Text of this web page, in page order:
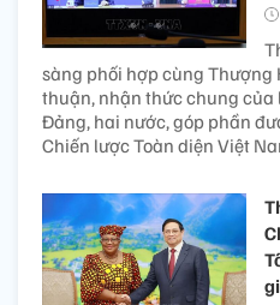
sàng phối hợp cùng Thượng
thuận, nhận thức chung của
Đảng, hai nước, góp phần
Chiến lược Toàn diện Việt